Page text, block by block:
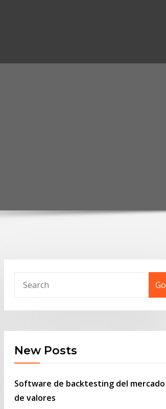
Go
New Posts
Software de backtesting del mercado
de valores